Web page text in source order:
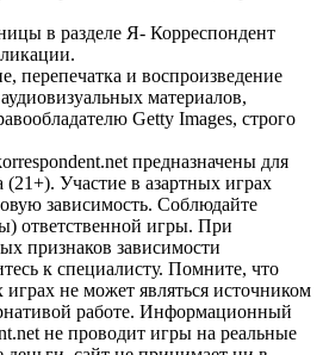
в разделе Я- Корреспондент
перепечатка и воспроизведение
материалов,
Getty Images, строго
предназначены для
(21+). Участие в азартных играх
зависимость. Соблюдайте
ответственной игры. При
признаков зависимости
к специалисту. Помните, что
играх не может являться источником
работе. Информационный
не проводит игры на реальные